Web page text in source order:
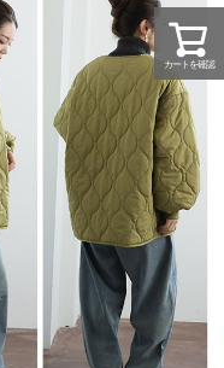
カートを確認